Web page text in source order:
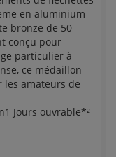
en aluminium
bronze de 50
conçu pour
particulier à
ce médaillon
les amateurs de
Jours ouvrable*²